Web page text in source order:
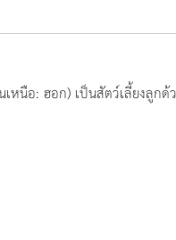
หนือ: ฮอก) เป็นสัตว์เลี้ยงลูก